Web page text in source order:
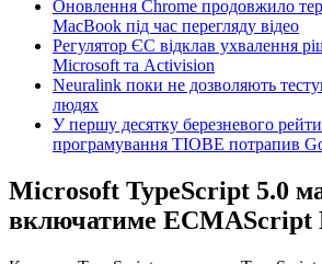
Оновлення Chrome продовжило
MacBook під час перегляду відео
Регулятор ЄС відклав ухвалення
Microsoft та Activision
Neuralink поки не дозволяють
людях
У першу десятку березневого
програмування TIOBE потрапив
Microsoft TypeScript 5.0
включатиме ECMAScript